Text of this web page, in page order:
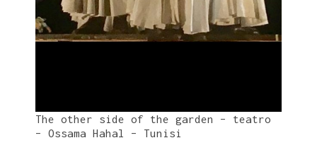
The other side of the garden – teatro
– Ossama Hahal – Tunisi